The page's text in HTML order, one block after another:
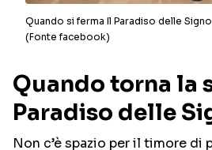
Quando si ferma Il Paradiso delle
(Fonte facebook)
Quando torna la
Paradiso delle
Non c’è spazio per il timore di